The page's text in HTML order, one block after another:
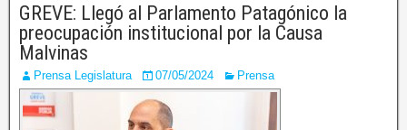
GREVE: Llegó al Parlamento Patagónico la
preocupación institucional por la Causa
Malvinas
Prensa Legislatura 07/05/2024 Prensa